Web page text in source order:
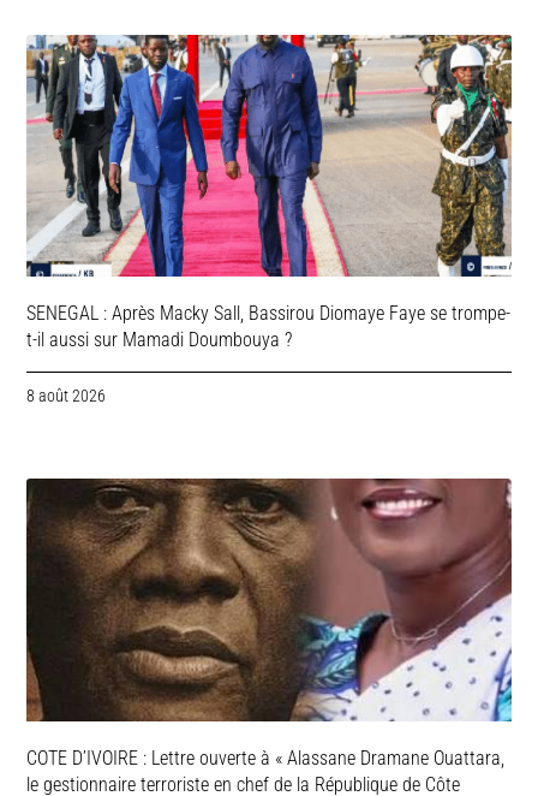
SENEGAL : Après Macky Sall, Bassirou Diomaye Faye se trompe-
t-il aussi sur Mamadi Doumbouya ?
8 août 2026
COTE D’IVOIRE : Lettre ouverte à « Alassane Dramane Ouattara,
le gestionnaire terroriste en chef de la République de Côte